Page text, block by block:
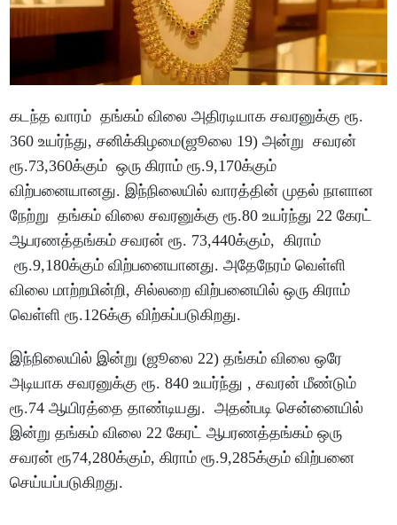
கடந்த வாரம் தங்கம் விலை அதிரடியாக சவரனுக்கு ரூ.
360 உயர்ந்து, சனிக்கிழமை(ஜூலை 19) அன்று சவரன்
ரூ.73,360க்கும் ஒரு கிராம் ரூ.9,170க்கும்
விற்பனையானது. இந்நிலையில் வாரத்தின் முதல் நாளான
நேற்று தங்கம் விலை சவரனுக்கு ரூ.80 உயர்ந்து 22 கேரட்
ஆபரணத்தங்கம் சவரன் ரூ. 73,440க்கும், கிராம்
ரூ.9,180க்கும் விற்பனையானது. அதேநேரம் வெள்ளி
விலை மாற்றமின்றி, சில்லறை விற்பனையில் ஒரு கிராம்
வெள்ளி ரூ.126க்கு விற்கப்படுகிறது.
இந்நிலையில் இன்று (ஜூலை 22) தங்கம் விலை ஒரே
அடியாக சவரனுக்கு ரூ. 840 உயர்ந்து , சவரன் மீண்டும்
ரூ.74 ஆயிரத்தை தாண்டியது. அதன்படி சென்னையில்
இன்று தங்கம் விலை 22 கேரட் ஆபரணத்தங்கம் ஒரு
சவரன் ரூ74,280க்கும், கிராம் ரூ.9,285க்கும் விற்பனை
செய்யப்படுகிறது.